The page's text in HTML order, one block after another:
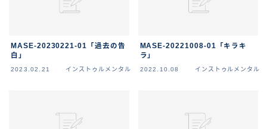
MASE-20230221-01「過去の告
白」
2023.02.21 インストゥルメンタル
MASE-20221008-01「キラキ
ラ」
2022.10.08 インストゥルメンタル